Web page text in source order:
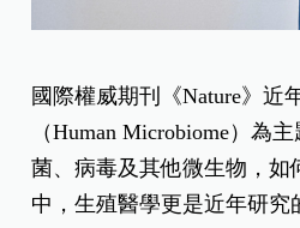
國際權威期刊《Nature》近
（Human Microbiome）為
菌、病毒及其他微生物，如
中，生殖醫學更是近年研究